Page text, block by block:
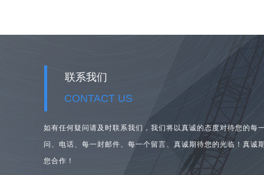
如有任何疑问请及时联系我们，我们将以真诚的态度对待您的每
问、 电话、每一封邮件、每一个留言、真诚期待您的光临！真诚
您合作！
联系我们
CONTACT US